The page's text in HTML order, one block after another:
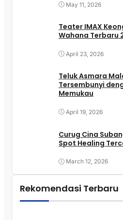
May 11, 2026
Teater IMAX
Wahana Terbaru
April 23, 2026
Teluk Asmara
Tersembunyi
Memukau
April 19, 2026
Curug Cina
Spot Healing
March 12, 2026
Rekomendasi Terbaru